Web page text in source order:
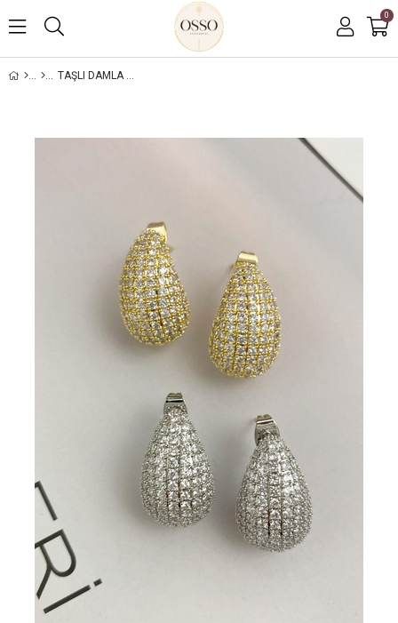
0
TAŞLI DAMLA KÜPE